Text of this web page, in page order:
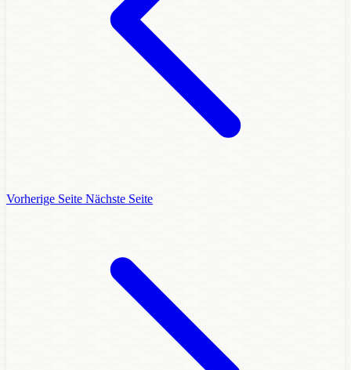
Vorherige Seite Nächste Seite